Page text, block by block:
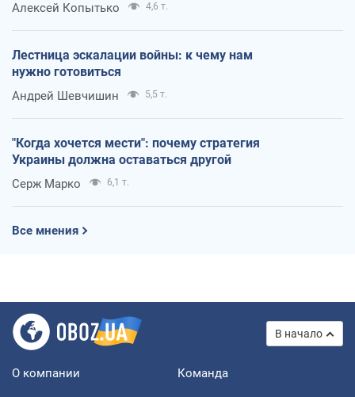
Алексей Копытько 4,6 т.
Лестница эскалации войны: к чему нам
нужно готовиться
Андрей Шевчишин 5,5 т.
"Когда хочется мести": почему стратегия
Украины должна оставаться другой
Серж Марко 6,1 т.
Все мнения
В начало
О компании Команда